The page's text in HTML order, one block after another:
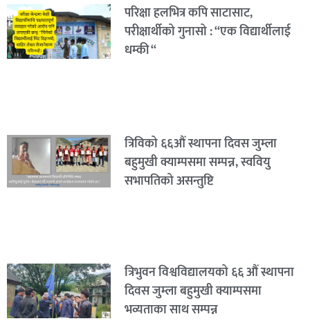
परिक्षा हलभित्र कपि साटासाट,
परीक्षार्थीको गुनासो : “एक विद्यार्थीलाई
धम्की “
त्रिविको ६६औं स्थापना दिवस जुम्ला
बहुमुखी क्याम्पसमा सम्पन्न, स्ववियु
सभापतिको असन्तुष्टि
त्रिभुवन विश्वविद्यालयको ६६ औं स्थापना
दिवस जुम्ला बहुमुखी क्याम्पसमा
भव्यताका साथ सम्पन्न